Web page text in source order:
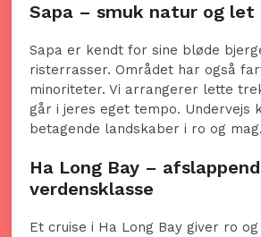
Sapa – smuk natur og
Sapa er kendt for sine bløde
risterrasser. Området har også
minoriteter. Vi arrangerer lette
går i jeres eget tempo. Undervejs
betagende landskaber i ro og mag.
Ha Long Bay –
verdensklasse
Et cruise i Ha Long Bay giver ro